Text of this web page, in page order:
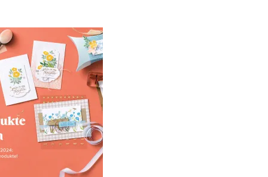
a-bration 2024
Stampin‘ Up!
Februar 2024